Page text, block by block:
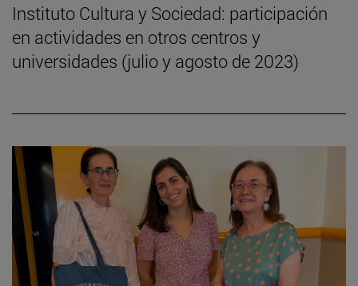
Instituto Cultura y Sociedad: participación
en actividades en otros centros y
universidades (julio y agosto de 2023)